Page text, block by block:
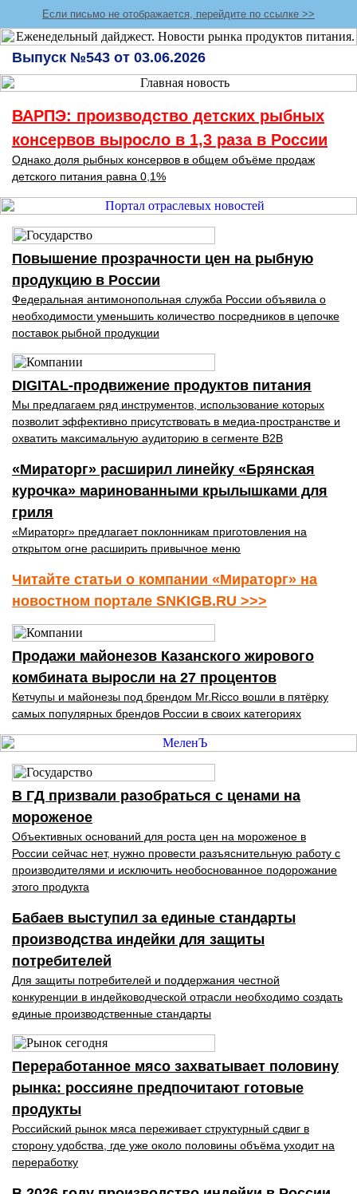
Если письмо не отображается, перейдите по ссылке >>
Выпуск №543 от 03.06.2026
ВАРПЭ: производство детских рыбных
консервов выросло в 1,3 раза в России
Однако доля рыбных консервов в общем объёме продаж
детского питания равна 0,1%
Повышение прозрачности цен на рыбную
продукцию в России
Федеральная антимонопольная служба России объявила о
необходимости уменьшить количество посредников в цепочке
поставок рыбной продукции
DIGITAL-продвижение продуктов питания
Мы предлагаем ряд инструментов, использование которых
позволит эффективно присутствовать в медиа-пространстве и
охватить максимальную аудиторию в сегменте B2B
«Мираторг» расширил линейку «Брянская
курочка» маринованными крылышками для
гриля
«Мираторг» предлагает поклонникам приготовления на
открытом огне расширить привычное меню
Читайте статьи о компании «Мираторг» на
новостном портале SNKIGB.RU >>>
Продажи майонезов Казанского жирового
комбината выросли на 27 процентов
Кетчупы и майонезы под брендом Mr.Ricco вошли в пятёрку
самых популярных брендов России в своих категориях
В ГД призвали разобраться с ценами на
мороженое
Объективных оснований для роста цен на мороженое в
России сейчас нет, нужно провести разъяснительную работу с
производителями и исключить необоснованное подорожание
этого продукта
Бабаев выступил за единые стандарты
производства индейки для защиты
потребителей
Для защиты потребителей и поддержания честной
конкуренции в индейководческой отрасли необходимо создать
единые производственные стандарты
Переработанное мясо захватывает половину
рынка: россияне предпочитают готовые
продукты
Российский рынок мяса переживает структурный сдвиг в
сторону удобства, где уже около половины объёма уходит на
переработку